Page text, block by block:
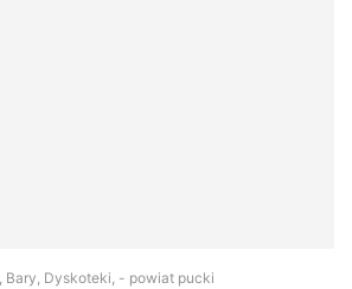
Bary, Dyskoteki, - powiat pucki